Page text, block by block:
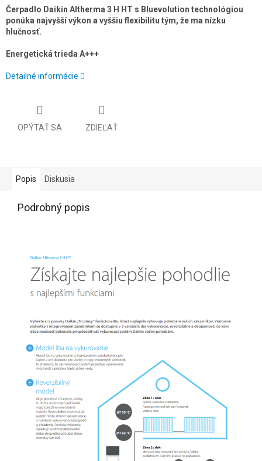
Čerpadlo Daikin Altherma 3 H HT s Bluevolution technológiou
ponúka najvyšší výkon a vyššiu flexibilitu tým, že ma nízku
hlučnosť.
Energetická trieda A+++
Detailné informácie
OPÝTAŤ SA ZDIEĽAŤ
Popis Diskusia
Podrobný popis